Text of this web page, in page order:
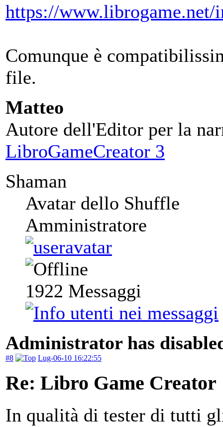
https://
Comunque è
file.
Matteo
Autore dell'Editor per la
LibroGameCreator 3
Shaman
Avatar dello Shuffle
Amministratore
1922 Messaggi
Administrator has
#8 Lug-06-10 16:22:55
Re: Libro Game Creator
In qualità di tester di tutti